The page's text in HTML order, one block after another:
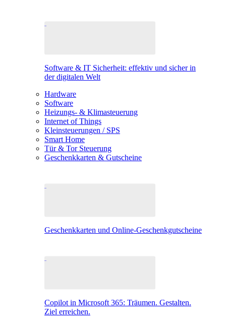
Software & IT Sicherheit: effektiv und sicher in
der digitalen Welt
Hardware
Software
Heizungs- & Klimasteuerung
Internet of Things
Kleinsteuerungen / SPS
Smart Home
Tür & Tor Steuerung
Geschenkkarten & Gutscheine
Geschenkkarten und Online-Geschenkgutscheine
Copilot in Microsoft 365: Träumen. Gestalten.
Ziel erreichen.